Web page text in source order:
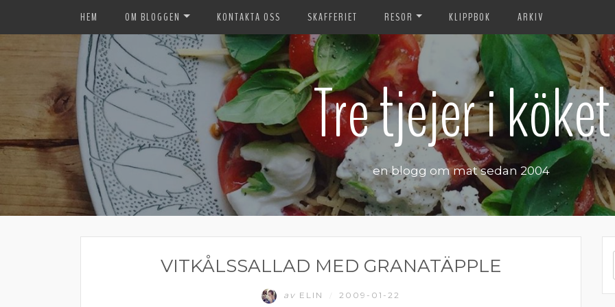
HEM OM BLOGGEN KONTAKTA OSS SKAFFERIET RESOR KLIPPBOK ARKIV
Tre tjejer i köket
en blogg om mat sedan 2004
VITKÅLSSALLAD MED GRANATÄPPLE
av ELIN 2009-01-22